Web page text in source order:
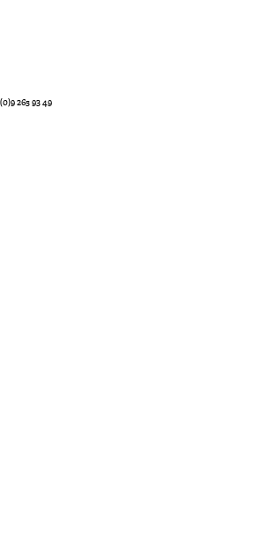
265 93 49